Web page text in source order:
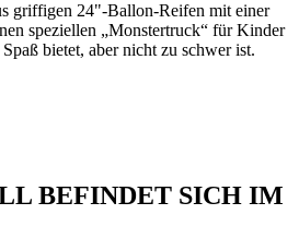
griffigen 24"-Ballon-Reifen mit einer
speziellen „Monstertruck“ für Kinder
bietet, aber nicht zu schwer ist.
BEFINDET SICH IM